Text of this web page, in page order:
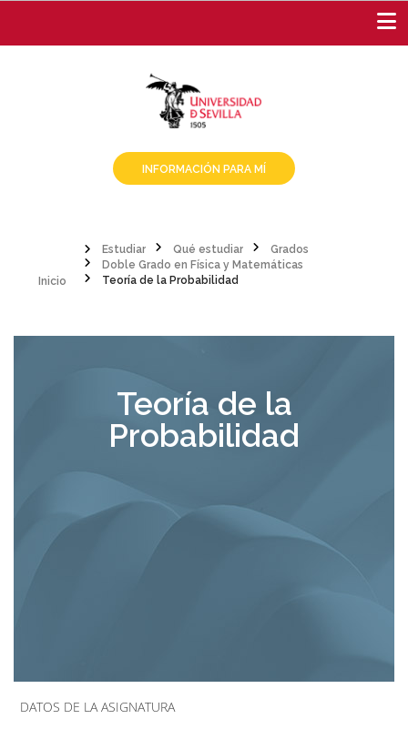
contenido
INFORMACIÓN PARA MÍ
Sobrescribir
de
navegación
Estudiar Qué estudiar
Grados
Doble Grado en Física y Matemáticas
Teoría de la Probabilidad
Teoría de la
Probabilidad
DATOS DE LA ASIGNATURA